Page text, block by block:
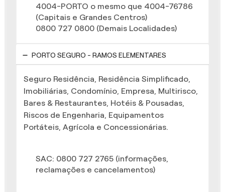
4004-PORTO o mesmo que 4004-76786
(Capitais e Grandes Centros)
0800 727 0800 (Demais Localidades)
PORTO SEGURO - RAMOS ELEMENTARES
Seguro Residência, Residência Simplificado,
Imobiliárias, Condomínio, Empresa, Multirisco,
Bares & Restaurantes, Hotéis & Pousadas,
Riscos de Engenharia, Equipamentos
Portáteis, Agrícola e Concessionárias.
SAC: 0800 727 2765 (informações,
reclamações e cancelamentos)